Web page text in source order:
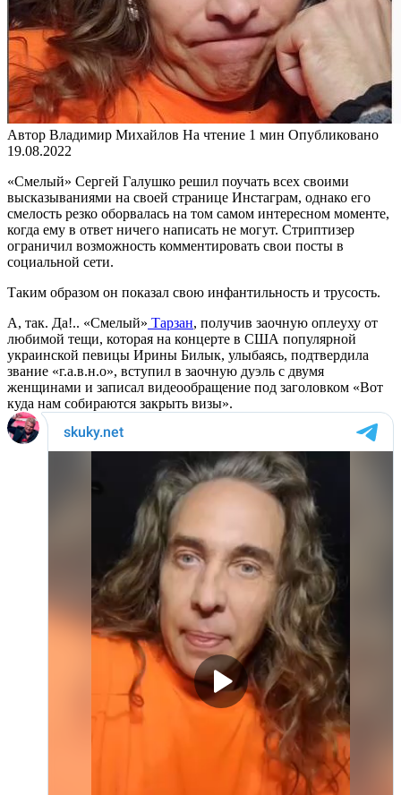
Автор Владимир Михайлов На чтение 1 мин Опубликовано
19.08.2022
«Смелый» Сергей Галушко решил поучать всех своими
высказываниями на своей странице Инстаграм, однако его
смелость резко оборвалась на том самом интересном моменте,
когда ему в ответ ничего написать не могут. Стриптизер
ограничил возможность комментировать свои посты в
социальной сети.
Таким образом он показал свою инфантильность и трусость.
А, так. Да!.. «Смелый» Тарзан, получив заочную оплеуху от
любимой тещи, которая на концерте в США популярной
украинской певицы Ирины Билык, улыбаясь, подтвердила
звание «г.а.в.н.о», вступил в заочную дуэль с двумя
женщинами и записал видеообращение под заголовком «Вот
куда нам собираются закрыть визы».